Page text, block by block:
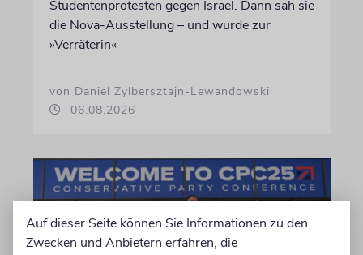
Studentenprotesten gegen Israel. Dann sah sie
die Nova-Ausstellung – und wurde zur
»Verräterin«
von Daniel Zylbersztajn-Lewandowski
06.08.2026
Auf dieser Seite können Sie Informationen zu den
Zwecken und Anbietern erfahren, die